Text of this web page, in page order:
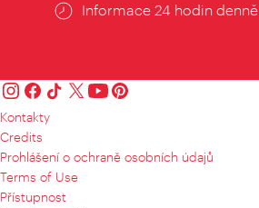
Informace 24 hodin denně
Kontakty
Credits
Prohlášení o ochraně osobních údajů
Terms of Use
Přístupnost